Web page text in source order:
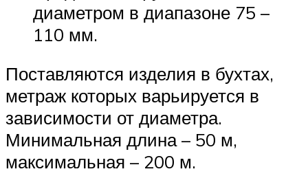
диаметром в диапазоне 75 –
110 мм.
Поставляются изделия в бухтах,
метраж которых варьируется в
зависимости от диаметра.
Минимальная длина – 50 м,
максимальная – 200 м.